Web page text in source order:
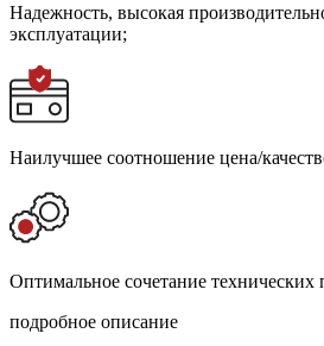
Надежность, высокая
эксплуатации;
Наилучшее соотношение цена/
Оптимальное сочетание технических
подробное описание